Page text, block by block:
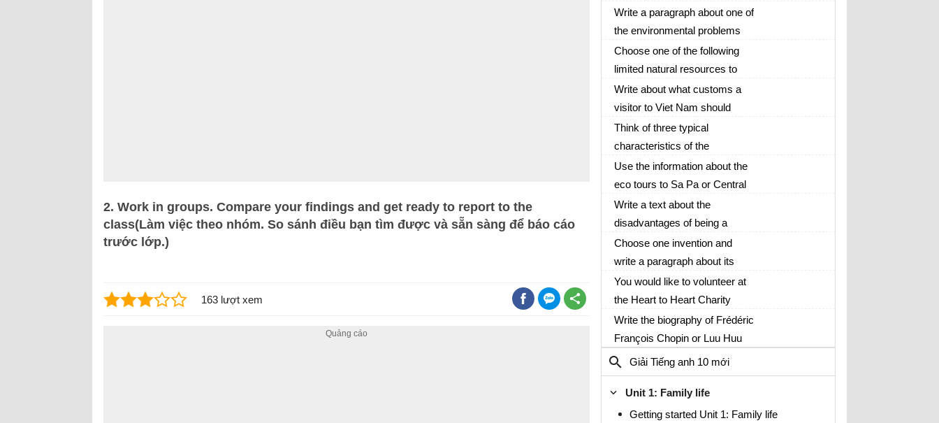
2. Work in groups. Compare your findings and get ready to report to the
class(Làm việc theo nhóm. So sánh điều bạn tìm được và sẵn sàng để báo cáo
trước lớp.)
163 lượt xem
Kế hoạch giảng dạy môn tiếng Anh lớp 10 năm
Write a paragraph about one of
the environmental problems
and give advice on how to
solve them
Tiếng Anh 10
Choose one of the following
limited natural resources to
write three paragraphs similar
to those in 2
Writing Skills 2 Unit 9 lớp 10 Preserving the
Write about what customs a
visitor to Viet Nam should
know
Giải Tiếng Anh lớp 10
Think of three typical
characteristics of the
Vietnamese people and
examples to support each of
them. Then write a short text
of 150-180 words about these
characteristics
Tiếng Anh lớp 10
Use the information about the
eco tours to Sa Pa or Central
Highlands in the Speaking
section to design a travel
brochure.
Write a text about the
disadvantages of being a
working mother.
Choose one invention and
write a paragraph about its
benefits: smartphone or digital
camera
You would like to volunteer at
the Heart to Heart Charity
Office. Write a formal letter of
140-160 words applying for the
job.
Write the biography of Frédéric
François Chopin or Luu Huu
Phuoc.Giải Tiếng anh 10 mới
Unit 1: Family life
Getting started Unit 1: Family life